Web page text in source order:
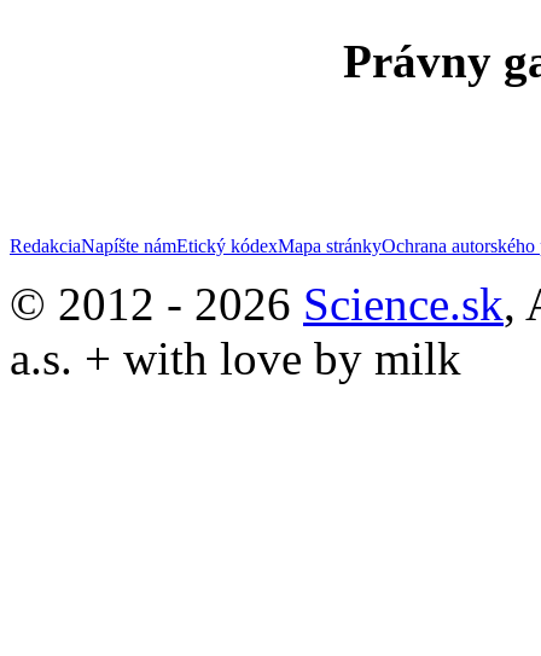
Právny
RedakciaNapíšte námEtický kódexMapa stránkyOchrana autorského
© 2012 - 2026 Science.sk,
a.s. + with love by milk